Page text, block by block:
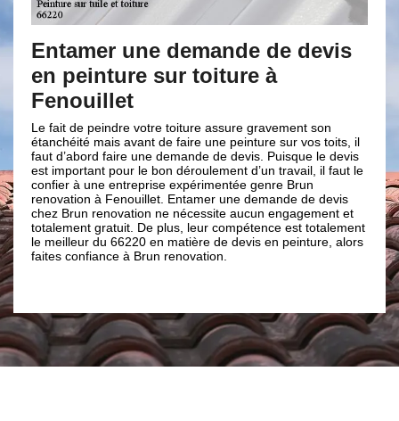
une demande de devis
sur toiture à
votre toiture assure gravement son
mais avant de faire une peinture sur vos toits, il
faire une demande de devis. Puisque le devis
pour le bon déroulement d’un travail, il faut le
entreprise expérimentée genre Brun
à Fenouillet. Entamer une demande de devis
renovation ne nécessite aucun engagement et
gratuit. De plus, leur compétence est totalement
du 66220 en matière de devis en peinture, alors
à Brun renovation.
Nos
nos artisans
travaux suivants : le
le nettoyage et la
ravalement de
toiture et
notre entreprise de
fournissant des
besoins.